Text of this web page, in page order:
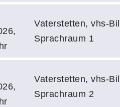
Vaterstetten, vhs-
Sprachraum 1
Vaterstetten, vhs-
Sprachraum 2